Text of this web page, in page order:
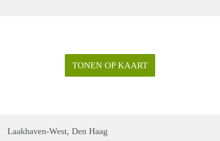
TONEN OP KAART
Laakhaven-West, Den Haag